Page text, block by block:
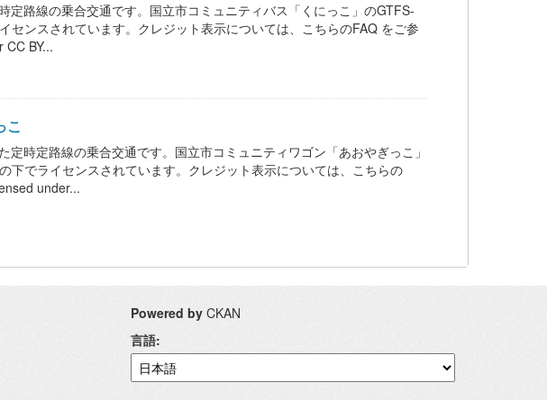
定路線の乗合交通です。国立市コミュニティバス「くにっこ」のGTFS-
センスされています。クレジット表示については、こちらのFAQ をご参
BY...
こ
定時定路線の乗合交通です。国立市コミュニティワゴン「あおやぎっこ」
下でライセンスされています。クレジット表示については、こちらの
under...
Powered by CKAN
言語